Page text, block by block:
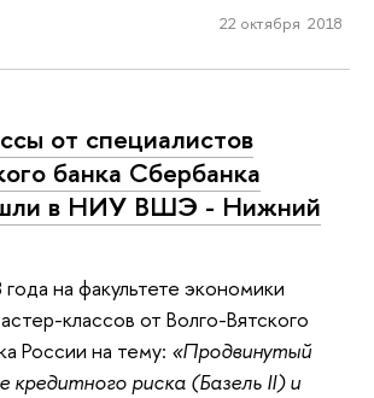
22 октября 2018
от специалистов
банка Сбербанка
в НИУ ВШЭ - Нижний
на факультете экономики
классов от Волго-Вятского
России на тему: «Продвинутый
кредитного риска (Базель II) и